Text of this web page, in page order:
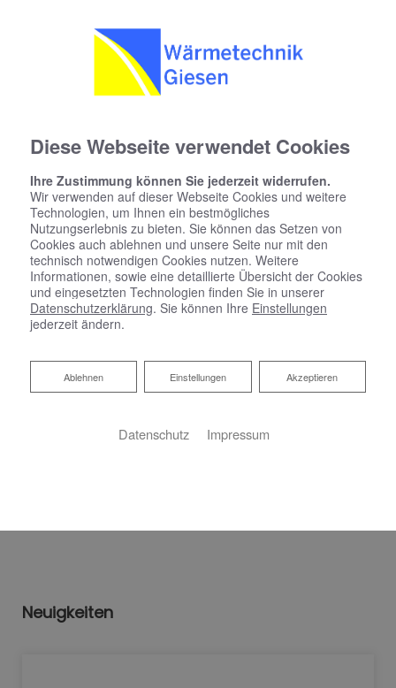
Neuigkeiten
Diese Webseite verwendet Cookies
Ihre Zustimmung können Sie jederzeit widerrufen.
Wir verwenden auf dieser Webseite Cookies und weitere
Technologien, um Ihnen ein bestmögliches
Nutzungserlebnis zu bieten. Sie können das Setzen von
Cookies auch ablehnen und unsere Seite nur mit den
technisch notwendigen Cookies nutzen. Weitere
Informationen, sowie eine detaillierte Übersicht der Cookies
und eingesetzten Technologien finden Sie in unserer
Datenschutzerklärung. Sie können Ihre Einstellungen
jederzeit ändern.
Akzeptieren
Einstellungen
Ablehnen
Ablehnen
Datenschutz Impressum